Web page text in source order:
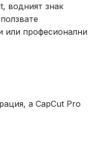
водният знак
или професионални
а CapCut Pro